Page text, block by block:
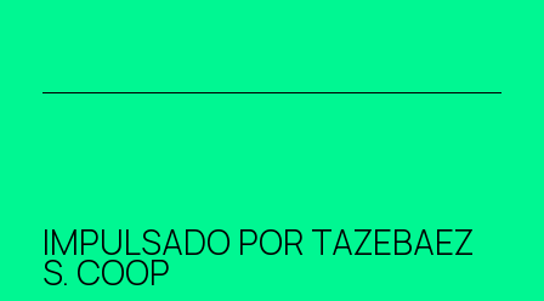
IMPULSADO POR TAZEBAEZ
S. COOP